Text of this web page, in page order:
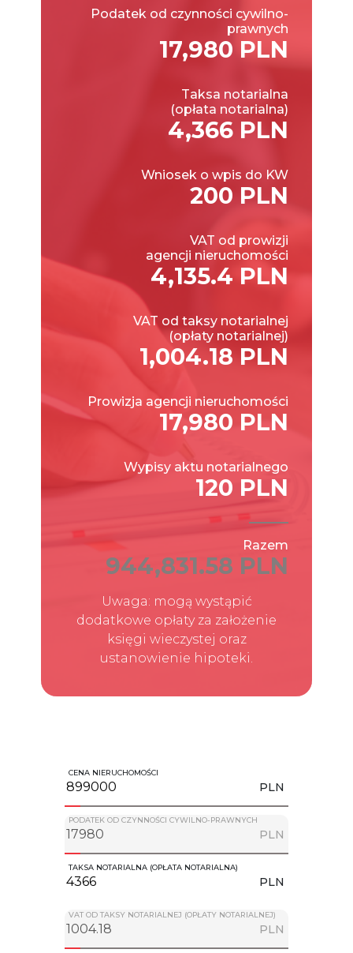
Podatek od czynności cywilno-
prawnych
17,980 PLN
Taksa notarialna
(opłata notarialna)
4,366 PLN
Wniosek o wpis do KW
200 PLN
VAT od prowizji
agencji nieruchomości
4,135.4 PLN
VAT od taksy notarialnej
(opłaty notarialnej)
1,004.18 PLN
Prowizja agencji nieruchomości
17,980 PLN
Wypisy aktu notarialnego
120 PLN
Razem
944,831.58 PLN
Uwaga: mogą wystąpić
dodatkowe opłaty za założenie
księgi wieczystej oraz
ustanowienie hipoteki.
CENA NIERUCHOMOŚCI
PLN
PODATEK OD CZYNNOŚCI CYWILNO-PRAWNYCH
PLN
TAKSA NOTARIALNA (OPŁATA NOTARIALNA)
PLN
VAT OD TAKSY NOTARIALNEJ (OPŁATY NOTARIALNEJ)
PLN